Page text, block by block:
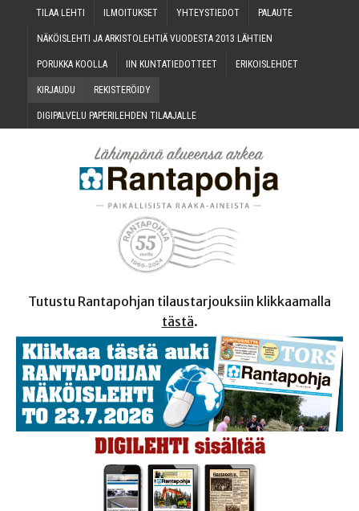
TILAA LEH­TI ILMOI­TUK­SET YHTEYS­TIE­DOT PALAU­TE
NÄKÖIS­LEH­TI JA ARKIS­TO­LEH­TIÄ VUO­DES­TA 2013 LÄHTIEN
PORUK­KA KOOLLA IIN KUN­TA­TIE­DOT­TEET ERI­KOIS­LEH­DET
KIR­JAU­DU REKIS­TE­RÖI­DY
DIGI­PAL­VE­LU PAPE­RI­LEH­DEN TILAAJALLE
Tutustu Rantapohjan tilaustarjouksiin klikkaamalla
tästä.